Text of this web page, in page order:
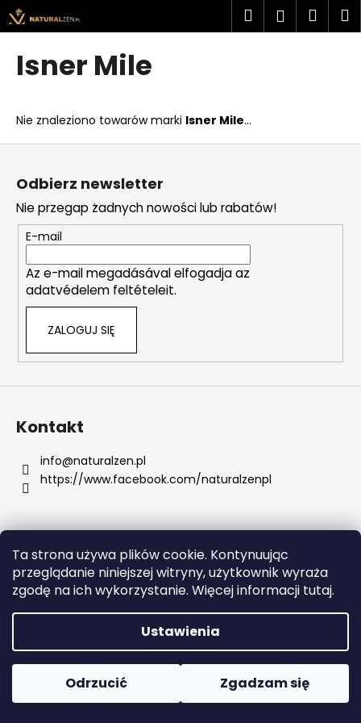
Ta strona używa plików cookie. Kontynuując
przeglądanie niniejszej witryny, użytkownik wyraża
zgodę na ich wykorzystanie. Więcej informacji tutaj.
Ustawienia
Odrzucić Zgadzam się
Przejść
do
treści
SzukajZaloguj
Isner Mile
Nie znaleziono towarów marki Isner Mile...
K
o
powrotem
powrotem
z
e
g
o
s
z
u
a
s
P
l
e
c
a
m
y
SERUM
WITAMINAMI
S
Odbierz newsletter
Nie przegap żadnych nowości lub rabatów!
E-mail
Az e-mail megadásával elfogadja az
adatvédelem feltételeit.
ZALOGUJ SIĘ
Kontakt
info@naturalzen.pl
https://www.facebook.com/naturalzenpl
Opracował Shoptet
Copyright 2026Naturalzen. Wszystkie prawa
zastrzeżone.
Edytuj ustawienia plików cookie